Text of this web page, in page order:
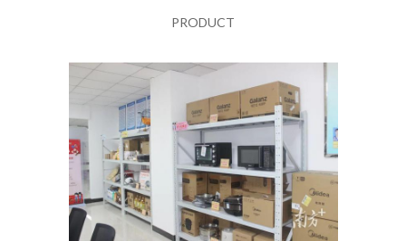
PRODUCT